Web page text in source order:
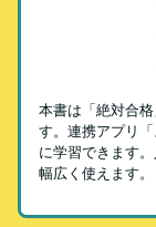
本書は「絶対合
す。連携アプリ
に学習できます
幅広く使えます。